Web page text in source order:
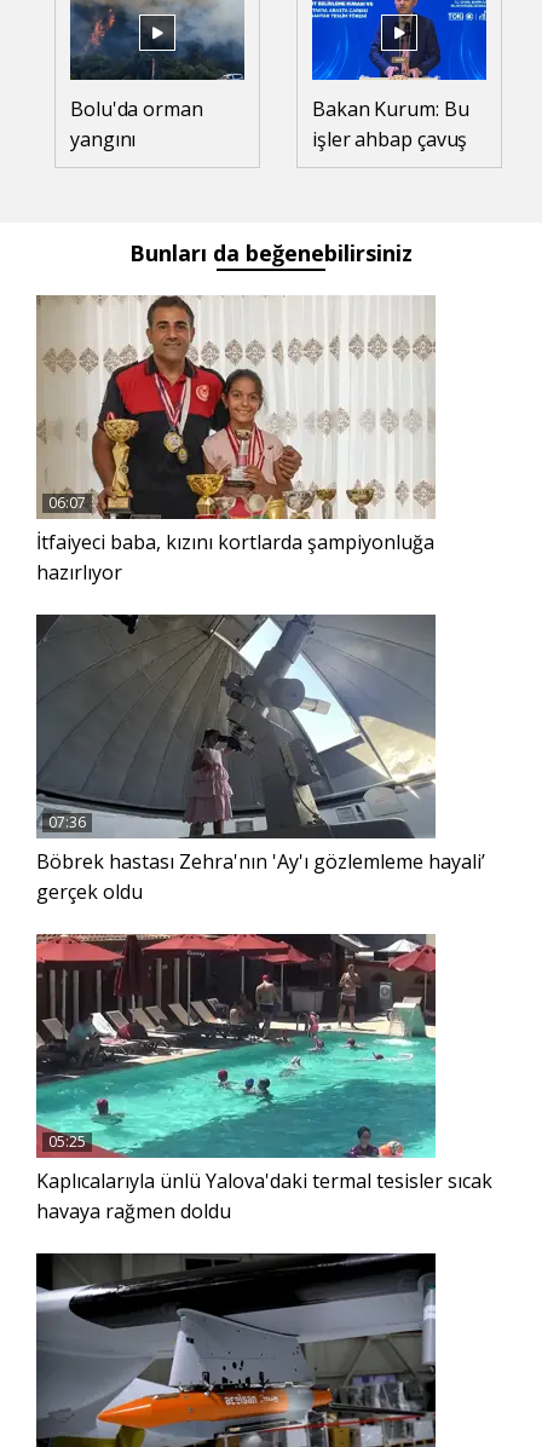
Bolu'da orman
yangını
Bakan Kurum: Bu
işler ahbap çavuş
ilişkisiyle yürümez
Bunları da beğenebilirsiniz
06:07
İtfaiyeci baba, kızını kortlarda şampiyonluğa
hazırlıyor
07:36
Böbrek hastası Zehra'nın 'Ay'ı gözlemleme hayali’
gerçek oldu
05:25
Kaplıcalarıyla ünlü Yalova'daki termal tesisler sıcak
havaya rağmen doldu